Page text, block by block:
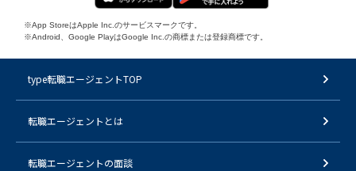
※App StoreはApple Inc.のサービスマークです。
※Android、Google PlayはGoogle Inc.の商標または登録商標です。
type転職エージェントTOP
転職エージェントとは
転職エージェントの面談